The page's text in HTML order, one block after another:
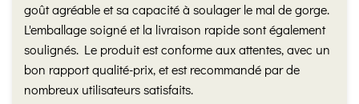
goût agréable et sa capacité à soulager le mal de gorge.
L'emballage soigné et la livraison rapide sont également
soulignés. Le produit est conforme aux attentes, avec un
bon rapport qualité-prix, et est recommandé par de
nombreux utilisateurs satisfaits.